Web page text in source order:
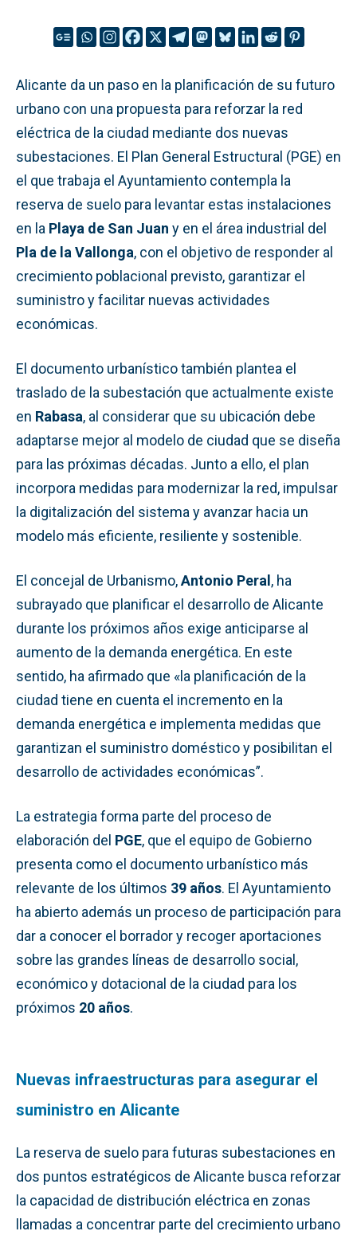
Alicante da un paso en la planificación de su futuro
urbano con una propuesta para reforzar la red
eléctrica de la ciudad mediante dos nuevas
subestaciones. El Plan General Estructural (PGE) en
el que trabaja el Ayuntamiento contempla la
reserva de suelo para levantar estas instalaciones
en la Playa de San Juan y en el área industrial del
Pla de la Vallonga, con el objetivo de responder al
crecimiento poblacional previsto, garantizar el
suministro y facilitar nuevas actividades
económicas.
El documento urbanístico también plantea el
traslado de la subestación que actualmente existe
en Rabasa, al considerar que su ubicación debe
adaptarse mejor al modelo de ciudad que se diseña
para las próximas décadas. Junto a ello, el plan
incorpora medidas para modernizar la red, impulsar
la digitalización del sistema y avanzar hacia un
modelo más eficiente, resiliente y sostenible.
El concejal de Urbanismo,Antonio Peral, ha
subrayado que planificar el desarrollo de Alicante
durante los próximos años exige anticiparse al
aumento de la demanda energética. En este
sentido, ha afirmado que «la planificación de la
ciudad tiene en cuenta el incremento en la
demanda energética e implementa medidas que
garantizan el suministro doméstico y posibilitan el
desarrollo de actividades económicas”.
La estrategia forma parte del proceso de
elaboración del PGE, que el equipo de Gobierno
presenta como el documento urbanístico más
relevante de los últimos 39 años. El Ayuntamiento
ha abierto además un proceso de participación para
dar a conocer el borrador y recoger aportaciones
sobre las grandes líneas de desarrollo social,
económico y dotacional de la ciudad para los
próximos 20 años.
Nuevas infraestructuras para asegurar el
suministro en Alicante
La reserva de suelo para futuras subestaciones en
dos puntos estratégicos de Alicante busca reforzar
la capacidad de distribución eléctrica en zonas
llamadas a concentrar parte del crecimiento urbano